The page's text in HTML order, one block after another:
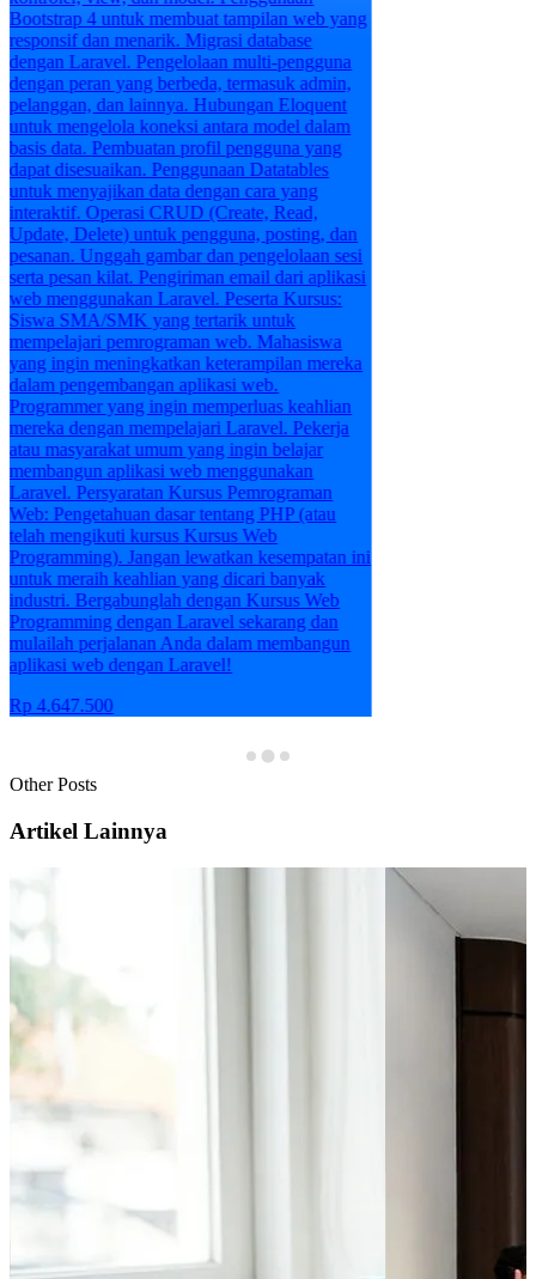
Bootstrap 4 untuk membuat tampilan web yang
responsif dan menarik. Migrasi database
dengan Laravel. Pengelolaan multi-pengguna
dengan peran yang berbeda, termasuk admin,
pelanggan, dan lainnya. Hubungan Eloquent
untuk mengelola koneksi antara model dalam
basis data. Pembuatan profil pengguna yang
dapat disesuaikan. Penggunaan Datatables
untuk menyajikan data dengan cara yang
interaktif. Operasi CRUD (Create, Read,
Update, Delete) untuk pengguna, posting, dan
pesanan. Unggah gambar dan pengelolaan sesi
serta pesan kilat. Pengiriman email dari aplikasi
web menggunakan Laravel. Peserta Kursus:
Siswa SMA/SMK yang tertarik untuk
mempelajari pemrograman web. Mahasiswa
yang ingin meningkatkan keterampilan mereka
dalam pengembangan aplikasi web.
Programmer yang ingin memperluas keahlian
mereka dengan mempelajari Laravel. Pekerja
atau masyarakat umum yang ingin belajar
membangun aplikasi web menggunakan
Laravel. Persyaratan Kursus Pemrograman
Web: Pengetahuan dasar tentang PHP (atau
telah mengikuti kursus Kursus Web
Programming). Jangan lewatkan kesempatan ini
untuk meraih keahlian yang dicari banyak
industri. Bergabunglah dengan Kursus Web
Programming dengan Laravel sekarang dan
mulailah perjalanan Anda dalam membangun
aplikasi web dengan Laravel!
Rp 4.647.500
Other Posts
Artikel Lainnya